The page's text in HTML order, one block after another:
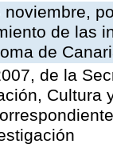
de las
de
de la
Cultura